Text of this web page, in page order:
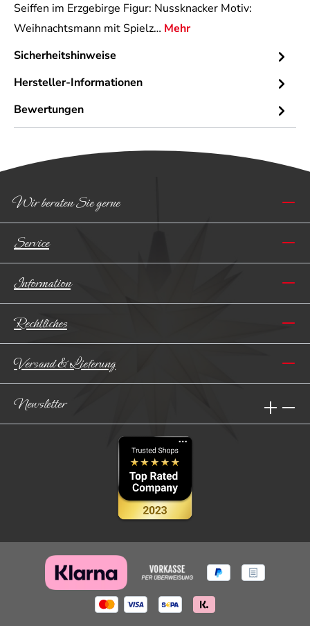
Seiffen im Erzgebirge Figur: Nussknacker Motiv:
Weihnachtsmann mit Spielz… Mehr
Sicherheitshinweise
Hersteller-Informationen
Bewertungen
Wir beraten Sie gerne
Service
Information
Rechtliches
Versand & Lieferung
Newsletter